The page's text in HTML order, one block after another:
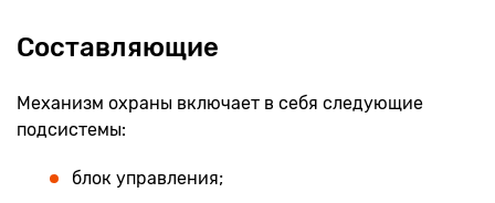
Составляющие
Механизм охраны включает в себя следующие
подсистемы:
блок управления;